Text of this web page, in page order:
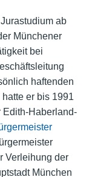
ab
Münchener
bei
haftenden
er bis 1991
Edith-Haberland-
Verleihung der
München